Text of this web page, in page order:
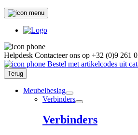
Helpdesk Contacteer ons op +32 (0)9 261
Bestel met artikelcodes uit
Terug
Meubelbeslag
Verbinders
Verbinders